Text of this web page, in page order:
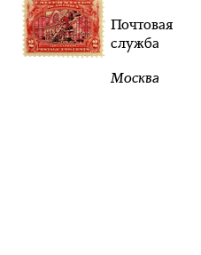
Почтовая
служба
Москва